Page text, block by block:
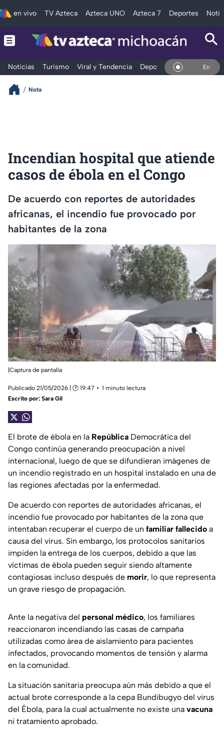
en vivo TV Azteca Azteca UNO Azteca 7 Deportes
Noticias Turismo Viral y Tendencia Deportes Espectáculos
En Vivo
Nota
Incendian hospital que atiende
casos de ébola en el Congo
De acuerdo con reportes de autoridades
africanas, el incendio fue provocado por
habitantes de la zona
|Captura de pantalla
Publicado 21/05/2026 | 🕑 19:47
1 minuto lectura
Escrito por: Sara Gil
El brote de ébola en la República Democrática del
Congo continúa generando preocupación a nivel
internacional, luego de que se difundieran imágenes de
un incendio registrado en un hospital instalado en una de
las regiones afectadas por la enfermedad.
De acuerdo con reportes de autoridades africanas, el
incendio fue provocado por habitantes de la zona que
intentaban recuperar el cuerpo de un familiar fallecido a
causa del virus. Sin embargo, los protocolos sanitarios
impiden la entrega de los cuerpos, debido a que las
víctimas de ébola pueden seguir siendo altamente
contagiosas incluso después de morir, lo que representa
un grave riesgo de propagación.
Ante la negativa del personal médico, los familiares
reaccionaron incendiando las casas de campaña
utilizadas como área de aislamiento para pacientes
infectados, provocando momentos de tensión y alarma
en la comunidad.
La situación sanitaria preocupa aún más debido a que el
actual brote corresponde a la cepa Bundibugyo del virus
del Ébola, para la cual actualmente no existe una vacuna
ni tratamiento aprobado.